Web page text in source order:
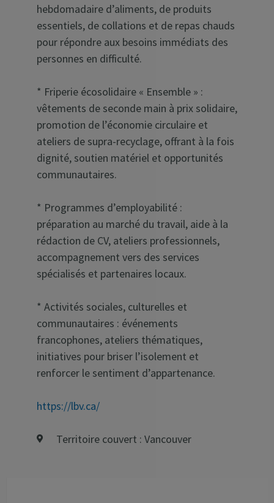
hebdomadaire d’aliments, de produits
essentiels, de collations et de repas chauds
pour répondre aux besoins immédiats des
personnes en difficulté.
* Friperie écosolidaire « Ensemble » :
vêtements de seconde main à prix solidaire,
promotion de l’économie circulaire et
ateliers de supra-recyclage, offrant à la fois
dignité, soutien matériel et opportunités
communautaires.
* Programmes d’employabilité :
préparation au marché du travail, aide à la
rédaction de CV, ateliers professionnels,
accompagnement vers des services
spécialisés et partenaires locaux.
* Activités sociales, culturelles et
communautaires : événements
francophones, ateliers thématiques,
initiatives pour briser l’isolement et
renforcer le sentiment d’appartenance.
https://lbv.ca/
Territoire couvert : Vancouver